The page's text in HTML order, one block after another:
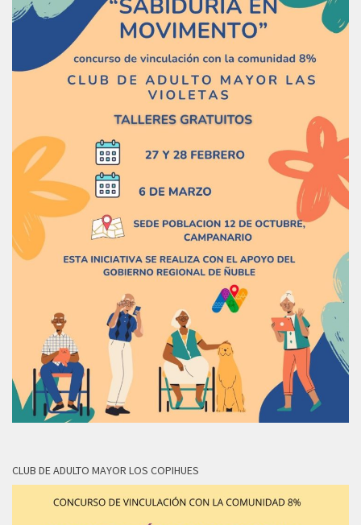
CLUB DE ADULTO MAYOR LOS COPIHUES